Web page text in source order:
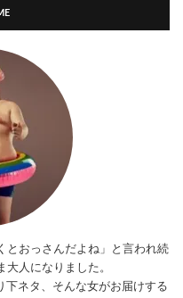
とおっさんだよね」と言われ続
大人になりました。
下ネタ、そんな女がお届けする